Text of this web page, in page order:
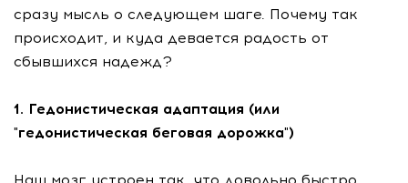
сразу мысль о следующем шаге. Почему так
происходит, и куда девается радость от
сбывшихся надежд?
1. Гедонистическая адаптация (или
"гедонистическая беговая дорожка")